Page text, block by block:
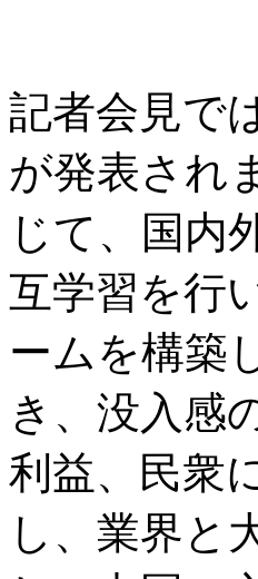
記者会見で
が発表され
じて、国内
互学習を行
ームを構築
き、没入感
利益、民衆
し、業界と